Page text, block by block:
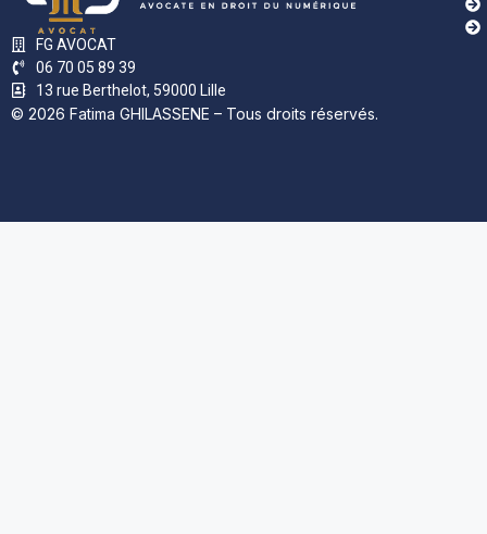
FG AVOCAT
06 70 05 89 39
13 rue Berthelot, 59000 Lille
© 2026 Fatima GHILASSENE – Tous droits réservés.